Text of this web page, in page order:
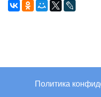
Политика